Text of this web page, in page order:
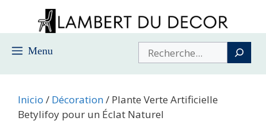
contenido
Menu Buscar
Inicio / Décoration/ Plante Verte Artificielle
Betylifoy pour un Éclat Naturel